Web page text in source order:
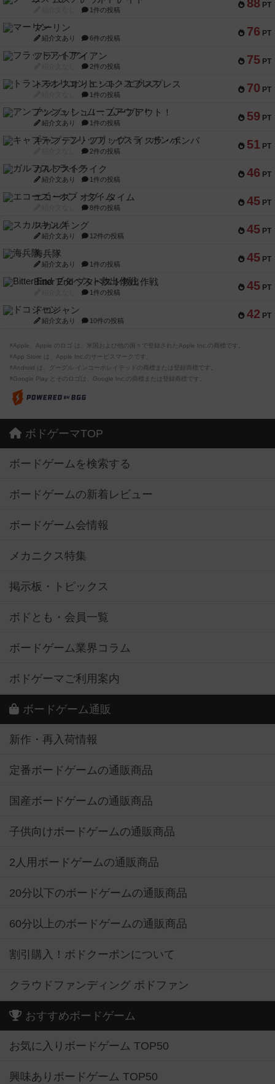
88 PT
1件の投稿
76 PT
マーリン
紹介文あり 6件の投稿
75 PT
フラットアイアン
2件の投稿
70 PT
トランスオリエント・エクスプレス
1件の投稿
59 PT
アンブッシュ！：ムーブアウト！
紹介文あり 1件の投稿
51 PT
キャプテン・フリップ：イスラ・ボンバ
2件の投稿
46 PT
ガルフストライク
紹介文あり 1件の投稿
45 PT
エコーズ・オブ・タイム
8件の投稿
45 PT
スカルキング
紹介文あり 12件の投稿
45 PT
海兵隊
紹介文あり 1件の投稿
45 PT
Bitter End ブタペスト救出作戦
1件の投稿
42 PT
ドコジャン
紹介文あり 10件の投稿
※Apple、Apple のロゴ は、米国および他の国々で登録されたApple Inc.の商標です。
※App Store は、Apple Inc.のサービスマークです。
※Android は、グーグル インコーポレイテッドの商標または登録商標です。
※Google Play とそのロゴは、Google Inc.の商標または登録商標です。
ボドゲーマTOP
ボードゲームを検索する
ボードゲームの新着レビュー
ボードゲーム会情報
メカニクス特集
掲示板・トピックス
ボドとも・会員一覧
ボードゲーム業界コラム
ボドゲーマご利用案内
ボードゲーム通販
新作・再入荷情報
定番ボードゲームの通販商品
国産ボードゲームの通販商品
子供向けボードゲームの通販商品
2人用ボードゲームの通販商品
20分以下のボードゲームの通販商品
60分以上のボードゲームの通販商品
割引購入！ボドクーポンについて
クラウドファンディング ボドファン
おすすめボードゲーム
お気に入りボードゲーム TOP50
興味ありボードゲーム TOP50